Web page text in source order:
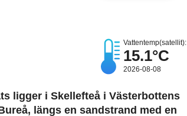
Vattentemp(satellit):
15.1°C
2026-08-08
ligger i Skellefteå i Västerbottens
längs en sandstrand med en